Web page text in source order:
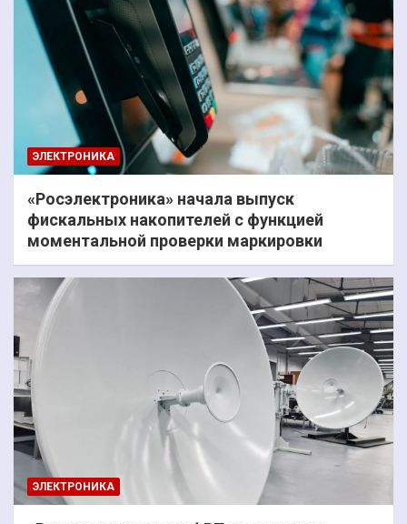
ЭЛЕКТРОНИКА
«Росэлектроника» начала выпуск
фискальных накопителей с функцией
моментальной проверки маркировки
ЭЛЕКТРОНИКА